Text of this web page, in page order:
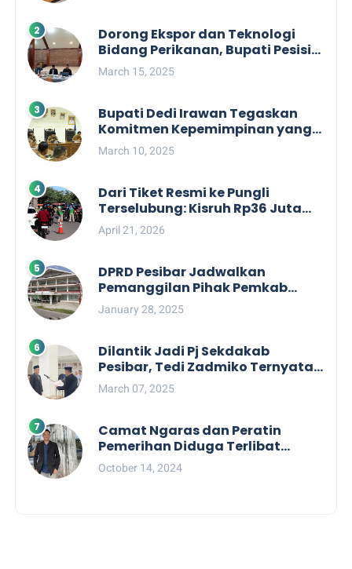
Dorong Ekspor dan Teknologi
Bidang Perikanan, Bupati Pesisir
Barat Audiensi Terkait Sister City
March 15, 2025
Bupati Dedi Irawan Tegaskan
Komitmen Kepemimpinan yang
Berpihak kepada Masyarakat
dalam Rapat Koordinasi OPD
March 10, 2025
Dari Tiket Resmi ke Pungli
Terselubung: Kisruh Rp36 Juta
Pengelolaan Tiket Pantai
Labuhan Jukung
April 21, 2026
DPRD Pesibar Jadwalkan
Pemanggilan Pihak Pemkab
Terkait Nasib dan Status TKD di
Tahun 2025
January 28, 2025
Dilantik Jadi Pj Sekdakab
Pesibar, Tedi Zadmiko Ternyata
Punya Rekam Jejak Gemilang
March 07, 2025
Camat Ngaras dan Peratin
Pemerihan Diduga Terlibat
Politik Praktis, Mahasiswa
Pesibar Desak Bawaslu
October 14, 2024